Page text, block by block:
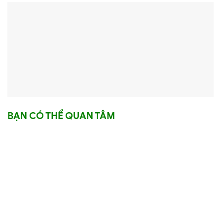
BẠN CÓ THỂ QUAN TÂM